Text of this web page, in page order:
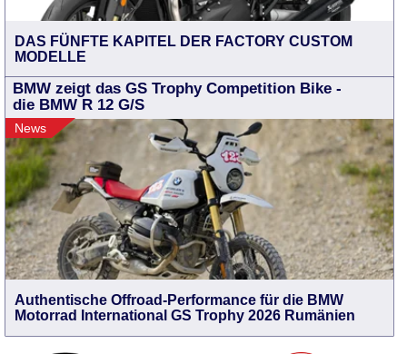
DAS FÜNFTE KAPITEL DER FACTORY CUSTOM
MODELLE
BMW zeigt das GS Trophy Competition Bike -
die BMW R 12 G/S
News
Authentische Offroad-Performance für die BMW
Motorrad International GS Trophy 2026 Rumänien